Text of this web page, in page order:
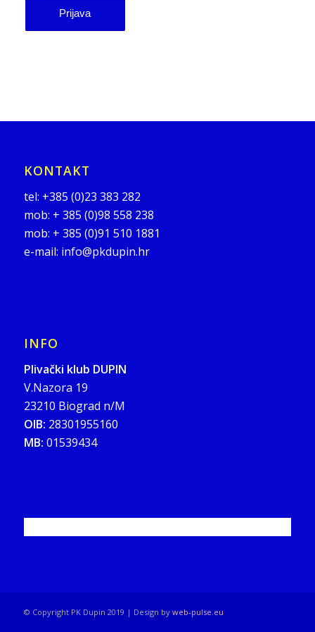
KONTAKT
tel: +385 (0)23 383 282
mob: + 385 (0)98 558 238
mob: + 385 (0)91 510 1881
e-mail: info@pkdupin.hr
INFO
Plivački klub DUPIN
V.Nazora 19
23210 Biograd n/M
OIB: 28301955160
MB: 01539434
© Copyright PK Dupin 2019 | Design by web-pulse.eu